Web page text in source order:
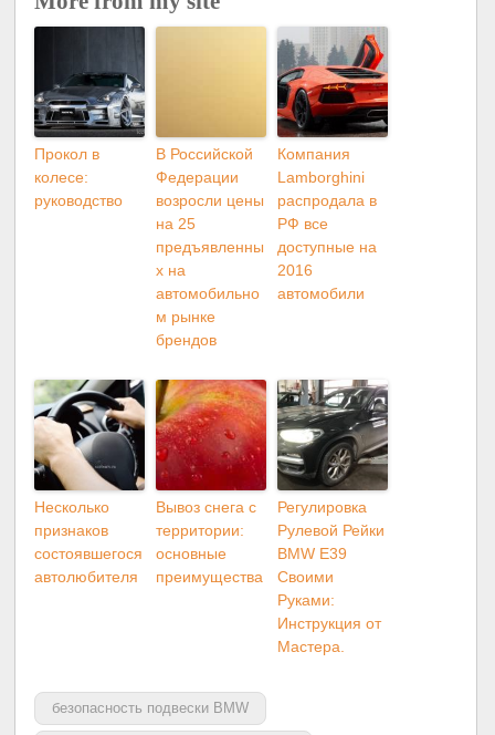
Прокол в
колесе:
руководство
В Российской
Федерации
возросли цены
на 25
предъявленны
х на
автомобильно
м рынке
брендов
Компания
Lamborghini
распродала в
РФ все
доступные на
2016
автомобили
Несколько
признаков
состоявшегося
автолюбителя
Вывоз снега с
территории:
основные
преимущества
Регулировка
Рулевой Рейки
BMW E39
Своими
Руками:
Инструкция от
Мастера.
безопасность подвески BMW